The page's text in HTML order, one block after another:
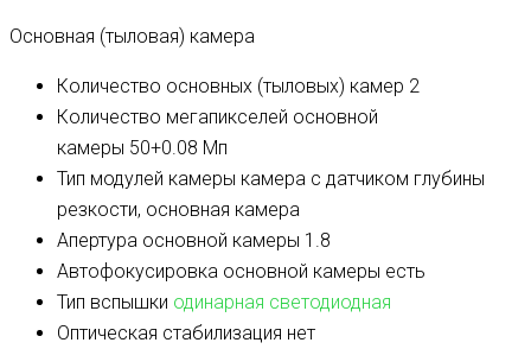
Основная (тыловая) камера
Количество основных (тыловых) камер 2
Количество мегапикселей основной
камеры 50+0.08 Мп
Тип модулей камеры камера с датчиком глубины
резкости, основная камера
Апертура основной камеры 1.8
Автофокусировка основной камеры есть
Тип вспышки одинарная светодиодная
Оптическая стабилизация нет